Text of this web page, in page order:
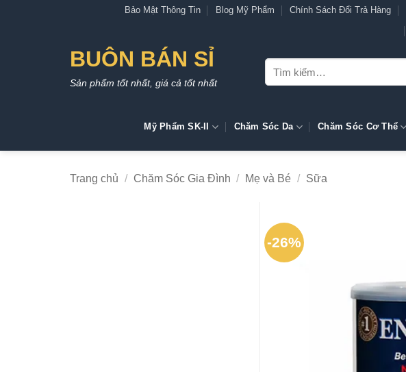
Bảo Mật Thông Tin Blog Mỹ Phẩm Chính Sách Đổi Trả Hàng
BUÔN BÁN SỈ
Sản phẩm tốt nhất, giá cả tốt nhất
Tìm
kiếm:
Mỹ Phẩm SK-II Chăm Sóc Da Chăm Sóc Cơ Thể
Trang chủ / Chăm Sóc Gia Đình / Mẹ và Bé / Sữa
-26%